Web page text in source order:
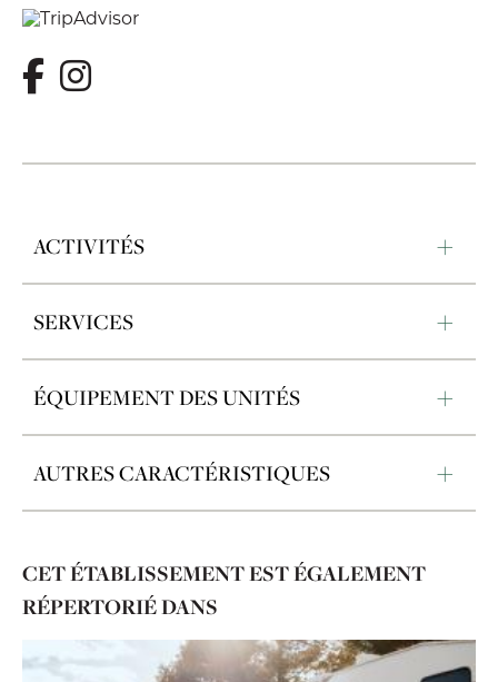
ACTIVITÉS
SERVICES
ÉQUIPEMENT DES UNITÉS
AUTRES CARACTÉRISTIQUES
CET ÉTABLISSEMENT EST ÉGALEMENT
RÉPERTORIÉ DANS